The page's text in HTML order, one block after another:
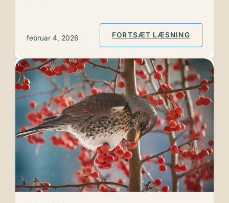
februar 4, 2026 FORTSÆT LÆSNING: ER